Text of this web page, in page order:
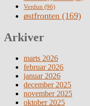
Verdun (96)
østfronten (169)
Arkiver
marts 2026
februar 2026
januar 2026
december 2025
november 2025
oktober 2025